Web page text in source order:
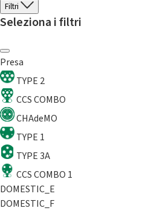
Filtri
Seleziona i filtri
Presa
TYPE 2
CCS COMBO
CHAdeMO
TYPE 1
TYPE 3A
CCS COMBO 1
DOMESTIC_E
DOMESTIC_F